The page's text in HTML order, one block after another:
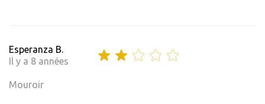
Esperanza B.
Il y a 8 années
Mouroir